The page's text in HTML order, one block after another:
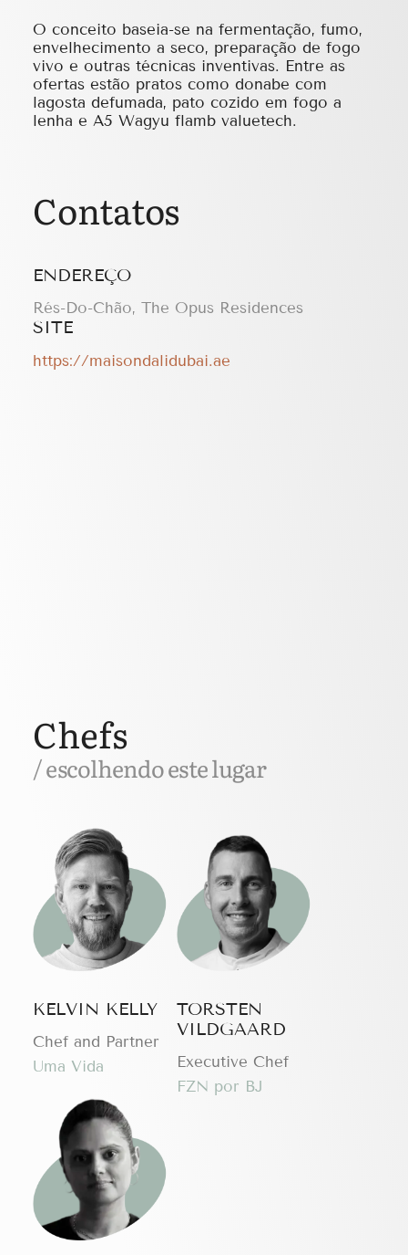
O conceito baseia-se na fermentação, fumo,
envelhecimento a seco, preparação de fogo
vivo e outras técnicas inventivas. Entre as
ofertas estão pratos como donabe com
lagosta defumada, pato cozido em fogo a
lenha e A5 Wagyu flamb valuetech.
Chefs
/ escolhendo este lugar
KELVIN KELLY
Chef and Partner
Uma Vida
TORSTEN
VILDGAARD
Executive Chef
FZN por BJ
Contatos
ENDEREÇO
Rés-Do-Chão, The Opus Residences
SITE
https://maisondalidubai.ae